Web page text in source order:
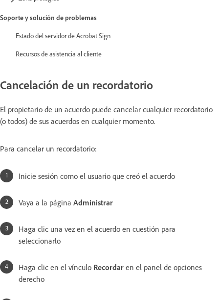
Soporte y solución de problemas
Estado del servidor de Acrobat Sign
Recursos de asistencia al cliente
Cancelación de un recordatorio
El propietario de un acuerdo puede cancelar cualquier recordatorio
(o todos) de sus acuerdos en cualquier momento.
Para cancelar un recordatorio:
Inicie sesión como el usuario que creó el acuerdo
Vaya a la página Administrar
Haga clic una vez en el acuerdo en cuestión para
seleccionarlo
Haga clic en el vínculo Recordar en el panel de opciones
derecho